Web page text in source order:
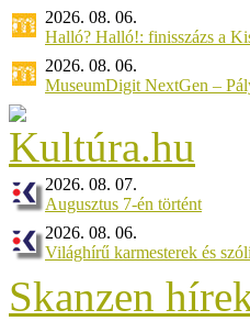
2026. 08. 06.
Halló? Halló!: finisszázs a
2026. 08. 06.
MuseumDigit NextGen –
2026. 08. 07.
Augusztus 7-én történt
2026. 08. 06.
Világhírű karmesterek és
Skanzen